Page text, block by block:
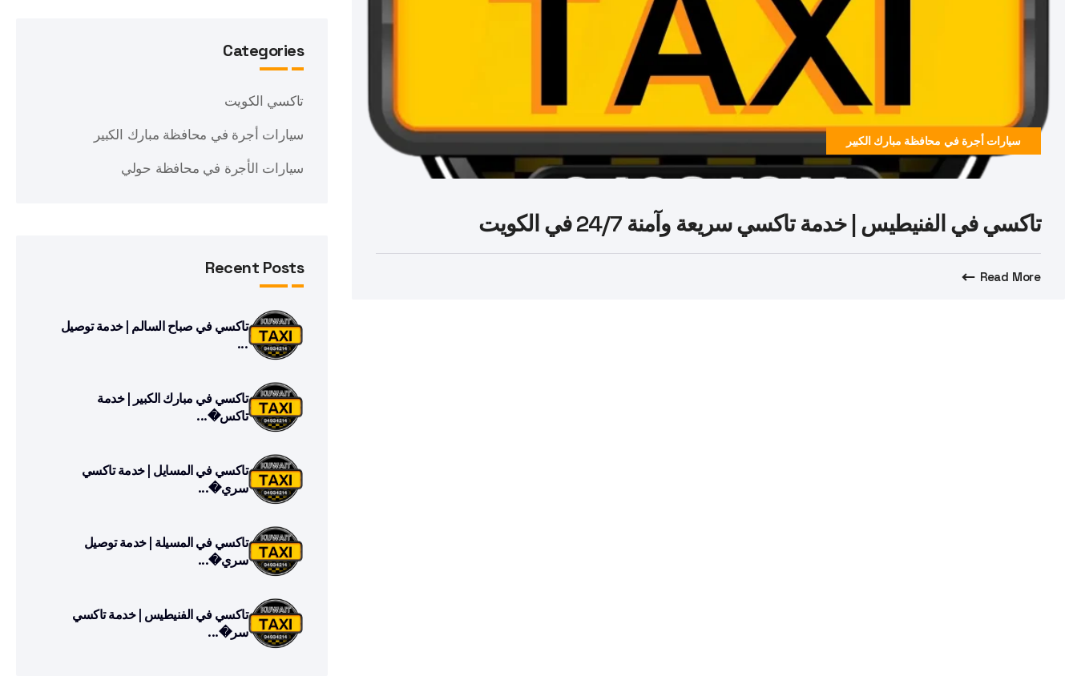
سيارات أجرة في محافظة مبارك الكبير
تاكسي في الفنيطيس | خدمة تاكسي سريعة وآمنة 24/7 في الكويت
Read More
Categories
تاكسي الكويت
سيارات أجرة في محافظة مبارك الكبير
سيارات الأجرة في محافظة حولي
Recent Posts
تاكسي في صباح السالم | خدمة توصيل
...
تاكسي في مبارك الكبير | خدمة
تاكس�...
تاكسي في المسايل | خدمة تاكسي
سري�...
تاكسي في المسيلة | خدمة توصيل
سري�...
تاكسي في الفنيطيس | خدمة تاكسي
سر�...